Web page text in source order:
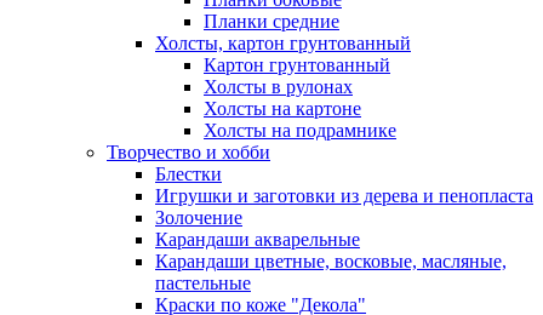
Планки средние
Холсты, картон грунтованный
Картон грунтованный
Холсты в рулонах
Холсты на картоне
Холсты на подрамнике
Творчество и хобби
Блестки
Игрушки и заготовки из дерева и пенопласта
Золочение
Карандаши акварельные
Карандаши цветные, восковые, масляные,
пастельные
Краски по коже "Декола"